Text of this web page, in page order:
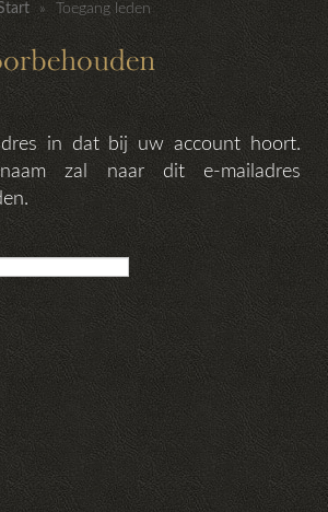
» Toegang leden
in dat bij uw account hoort.
zal naar dit e-mailadres